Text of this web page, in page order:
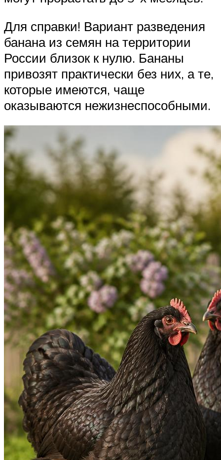
Для справки! Вариант разведения
банана из семян на территории
России близок к нулю. Бананы
привозят практически без них, а те,
которые имеются, чаще
оказываются нежизнеспособными.